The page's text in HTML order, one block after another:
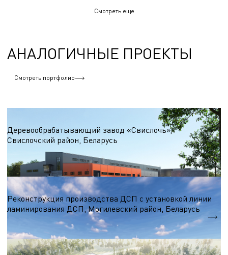
Смотреть еще
АНАЛОГИЧНЫЕ ПРОЕКТЫ
Смотреть портфолио
Деревообрабатывающий завод «Свислочь»,
Свислочский район, Беларусь
Объем бетона=6723 м.куб.
Масса стали=1168 тонн
Деревообработка
Реконструкция производства ДСП с установкой линии
ламинирования ДСП, Могилевский район, Беларусь
Производственная мощность = 18 040 м2/сут
Деревообработка